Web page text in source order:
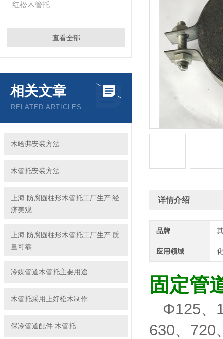
红松木管托
查看全部
相关文章
RELATED ARTICLES
木哈弗安装方法
木管托安装方法
上海 防腐圆柱形木管托工厂生产 经
济美观
上海 防腐圆柱形木管托工厂生产 质
量可靠
冷媒管道木管托主要用途
木管托采用上好松木制作
保冷管道配件 木管托
详情介绍
品牌
应用领域
固定管
Φ125、
630、720